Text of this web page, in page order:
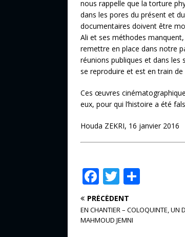
nous rappelle que la torture
dans les pores du présent et
documentaires doivent être
Ali et ses méthodes
remettre en place dans notre
réunions publiques et dans les
se reproduire et est en train de
Ces œuvres
eux, pour qui l’histoire a été
Houda ZEKRI, 16 janvier 2016
F
a
c
e
T
w
it
te
ta
PRÉCÉDENT
EN CHANTIER – COLOQUINTE, UN
MAHMOUD JEMNI